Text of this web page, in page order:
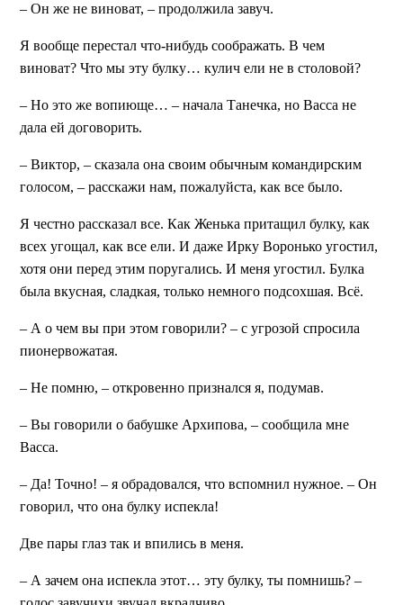
– Он же не виноват, – продолжила завуч.
Я вообще перестал что-нибудь соображать. В чем
виноват? Что мы эту булку… кулич ели не в столовой?
– Но это же вопиюще… – начала Танечка, но Васса не
дала ей договорить.
– Виктор, – сказала она своим обычным командирским
голосом, – расскажи нам, пожалуйста, как все было.
Я честно рассказал все. Как Женька притащил булку, как
всех угощал, как все ели. И даже Ирку Воронько угостил,
хотя они перед этим поругались. И меня угостил. Булка
была вкусная, сладкая, только немного подсохшая. Всё.
– А о чем вы при этом говорили? – с угрозой спросила
пионервожатая.
– Не помню, – откровенно признался я, подумав.
– Вы говорили о бабушке Архипова, – сообщила мне
Васса.
– Да! Точно! – я обрадовался, что вспомнил нужное. – Он
говорил, что она булку испекла!
Две пары глаз так и впились в меня.
– А зачем она испекла этот… эту булку, ты помнишь? –